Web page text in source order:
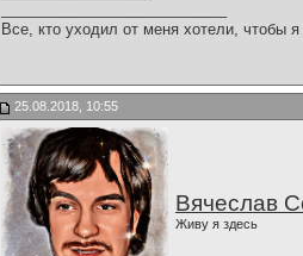
Все, кто уходил от меня хотели, чтобы
25.08.2018, 10:55
Вячеслав
Живу я здесь